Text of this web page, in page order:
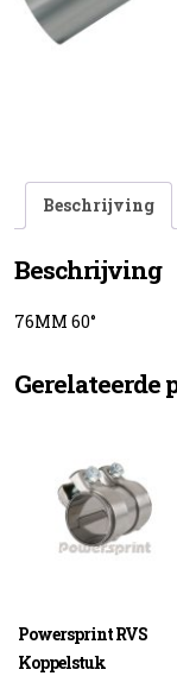
Beschrijving
Beschrijving
76MM 60°
Gerelateerde
Powersprint RVS
Koppelstuk